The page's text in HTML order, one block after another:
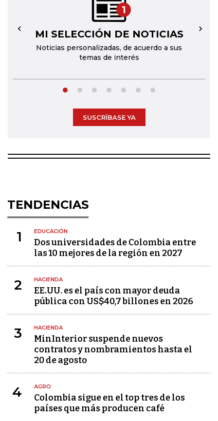
1
MI SELECCIÓN DE NOTICIAS
Noticias personalizadas, de acuerdo a sus
temas de interés
← →
SUSCRÍBASE YA
TENDENCIAS
1 EDUCACIÓN
Dos universidades de Colombia entre
las 10 mejores de la región en 2027
2 HACIENDA
EE.UU. es el país con mayor deuda
pública con US$40,7 billones en 2026
3 HACIENDA
MinInterior suspende nuevos
contratos y nombramientos hasta el
20 de agosto
4 AGRO
Colombia sigue en el top tres de los
países que más producen café